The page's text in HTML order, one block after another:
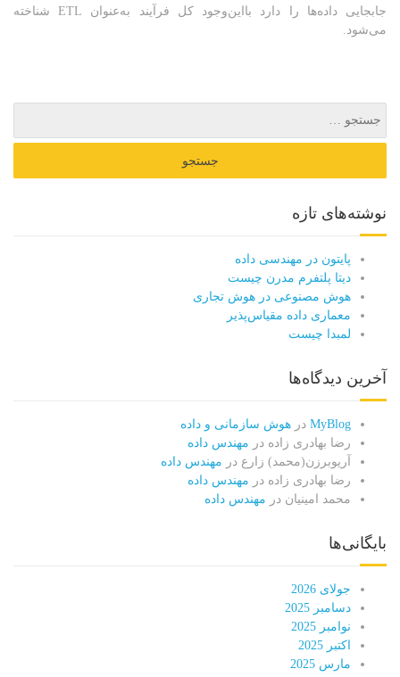
جابجایی داده‌ها را دارد بااین‌وجود کل فرآیند به‌عنوان ETL شناخته
می‌شود.
نوشته‌های تازه
پایتون در مهندسی داده
دیتا پلتفرم مدرن چیست
هوش مصنوعی در هوش تجاری
معماری داده مقیاس‌پذیر
لمبدا چیست
آخرین دیدگاه‌ها
MyBlog در هوش سازمانی و داده
رضا بهادری زاده در مهندس داده
آریوبرزن(محمد) زارع در مهندس داده
رضا بهادری زاده در مهندس داده
محمد امینیان در مهندس داده
بایگانی‌ها
جولای 2026
دسامبر 2025
نوامبر 2025
اکتبر 2025
مارس 2025